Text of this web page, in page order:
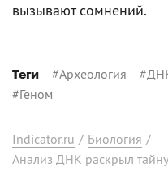
вызывают сомнений.
Теги #Археология #
#Геном
Indicator.ru / Биология /
Анализ ДНК раскрыл